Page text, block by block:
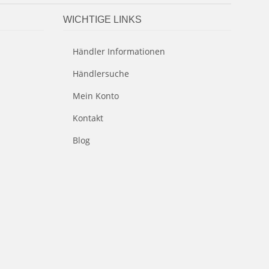
WICHTIGE LINKS
Händler Informationen
Händlersuche
Mein Konto
Kontakt
Blog